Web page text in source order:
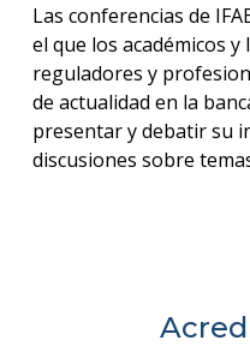
Las conferencias de
el que los académicos
reguladores y
de actualidad en la
presentar y debatir su
discusiones sobre